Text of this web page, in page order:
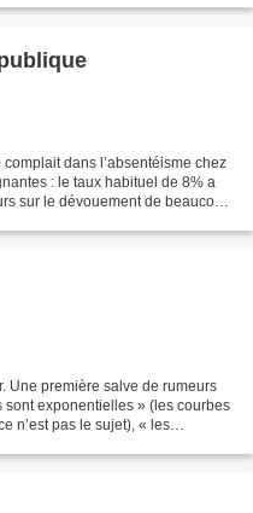
dans l’absentéisme chez
: le taux habituel de 8% a
sur le dévouement de beaucoup
Une première salve de rumeurs
exponentielles » (les courbes
n’est pas le sujet), « les